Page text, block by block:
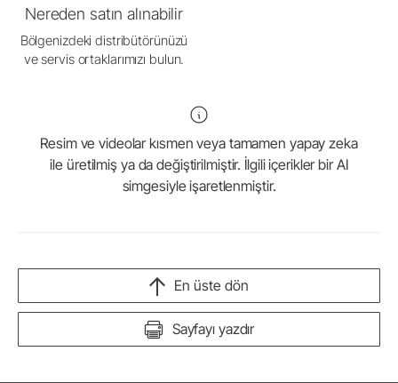
Nereden satın alınabilir
Bölgenizdeki distribütörünüzü
ve servis ortaklarımızı bulun.
Resim ve videolar kısmen veya tamamen yapay zeka
ile üretilmiş ya da değiştirilmiştir. İlgili içerikler bir AI
simgesiyle işaretlenmiştir.
Sayfayı yazdır
En üste dön